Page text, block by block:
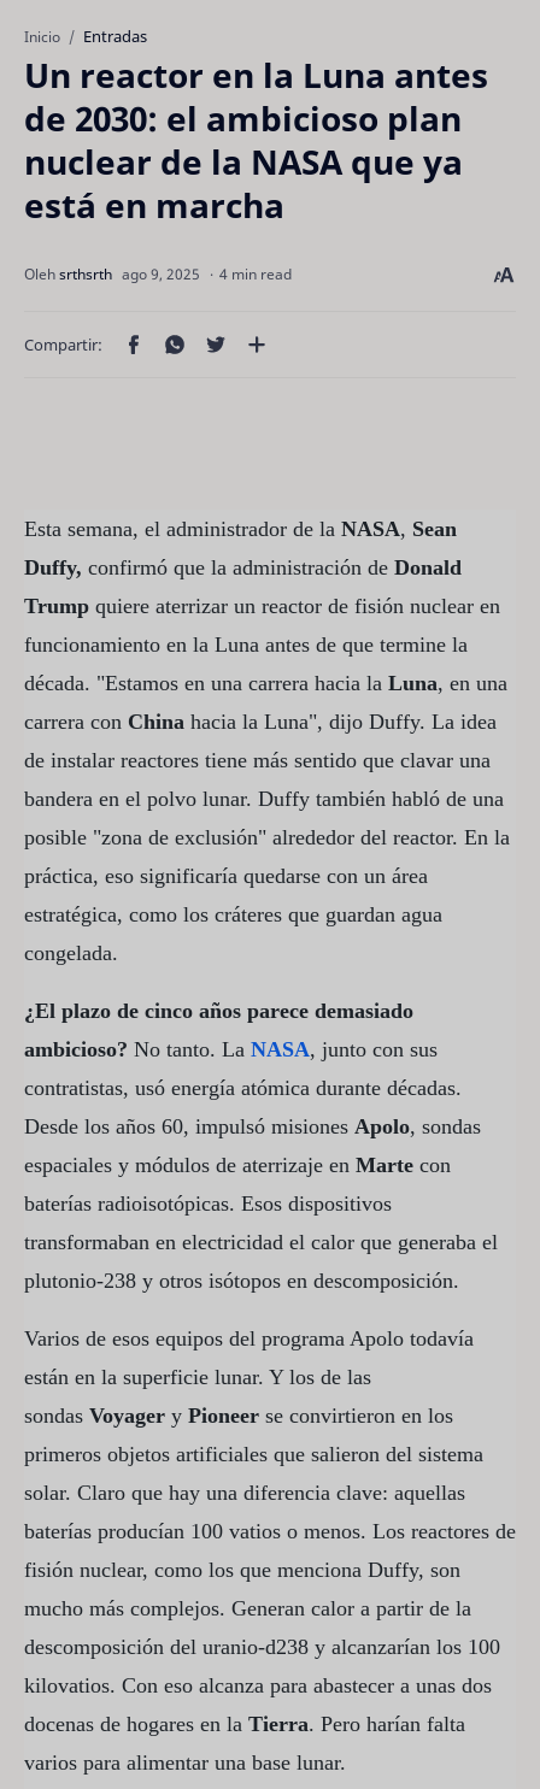
Inicio Entradas
Un reactor en la Luna antes
de 2030: el ambicioso plan
nuclear de la NASA que ya
está en marcha
4 min read
Esta semana, el administrador de la NASA, Sean
Duffy, confirmó que la administración de Donald
Trump quiere aterrizar un reactor de fisión nuclear en
funcionamiento en la Luna antes de que termine la
década. "Estamos en una carrera hacia la Luna, en una
carrera con China hacia la Luna", dijo Duffy. La idea
de instalar reactores tiene más sentido que clavar una
bandera en el polvo lunar. Duffy también habló de una
posible "zona de exclusión" alrededor del reactor. En la
práctica, eso significaría quedarse con un área
estratégica, como los cráteres que guardan agua
congelada.
¿El plazo de cinco años parece demasiado
ambicioso? No tanto. La NASA, junto con sus
contratistas, usó energía atómica durante décadas.
Desde los años 60, impulsó misiones Apolo, sondas
espaciales y módulos de aterrizaje en Marte con
baterías radioisotópicas. Esos dispositivos
transformaban en electricidad el calor que generaba el
plutonio-238 y otros isótopos en descomposición.
Varios de esos equipos del programa Apolo todavía
están en la superficie lunar. Y los de las
sondas Voyager y Pioneer se convirtieron en los
primeros objetos artificiales que salieron del sistema
solar. Claro que hay una diferencia clave: aquellas
baterías producían 100 vatios o menos. Los reactores de
fisión nuclear, como los que menciona Duffy, son
mucho más complejos. Generan calor a partir de la
descomposición del uranio-d238 y alcanzarían los 100
kilovatios. Con eso alcanza para abastecer a unas dos
docenas de hogares en la Tierra. Pero harían falta
varios para alimentar una base lunar.